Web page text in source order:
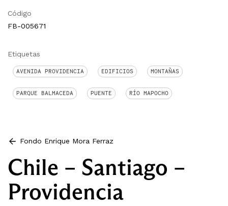
Código
FB-005671
Etiquetas
AVENIDA PROVIDENCIA EDIFICIOS MONTAÑAS
PARQUE BALMACEDA PUENTE RÍO MAPOCHO
Fondo Enrique Mora Ferraz
Chile – Santiago –
Providencia